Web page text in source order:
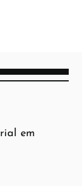
em